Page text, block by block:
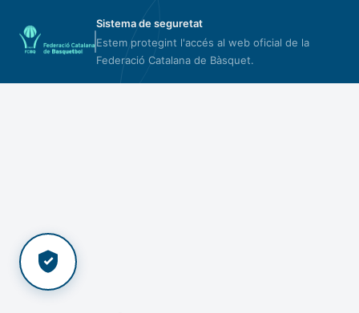
Sistema de seguretat
Estem protegint l'accés al web oficial de la
Federació Catalana de Bàsquet.